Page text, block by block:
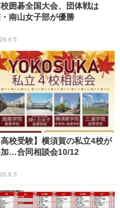
囲碁全国大会、団体戦は
南山女子部が優勝
高校受験】横須賀の私立4校が
…合同相談会10/12